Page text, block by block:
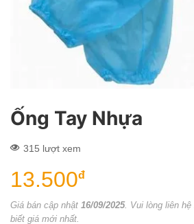
Ống Tay Nhựa
315 lượt xem
13.500đ
Giá bán cập nhật 16/09/2025. Vui lòng liên hệ
biết giá mới nhất.